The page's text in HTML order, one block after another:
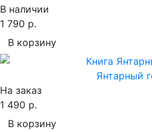
В наличии
1 790 р.
В корзину
Янтарный
На заказ
1 490 р.
В корзину